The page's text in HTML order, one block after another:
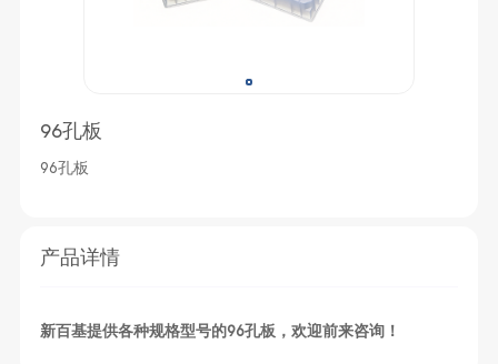
96孔板
96孔板
产品详情
新百基提供各种规格型号的96孔板，欢迎前来咨询！